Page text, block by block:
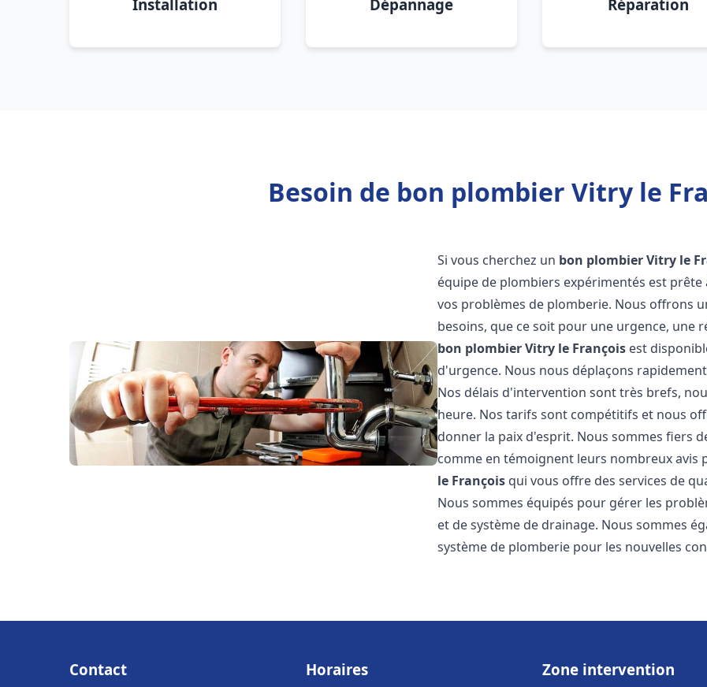
Installation Dépannage Réparation
Besoin de bon plombier Vitry le
Si vous cherchez un bon plombierVitry le
équipe de plombiers expérimentés est
vos problèmes de plomberie. Nous offrons
besoins, que ce soit pour une urgence, une
bon plombierVitry le François est
d'urgence. Nous nous déplaçons
Nos délais d'intervention sont très brefs,
heure. Nos tarifs sont compétitifs et nous
donner la paix d'esprit. Nous sommes fiers
comme en témoignent leurs nombreux avis
le François qui vous offre des services de
Nous sommes équipés pour gérer les
et de système de drainage. Nous sommes
système de plomberie pour les nouvelles
Contact Horaires Zone intervention